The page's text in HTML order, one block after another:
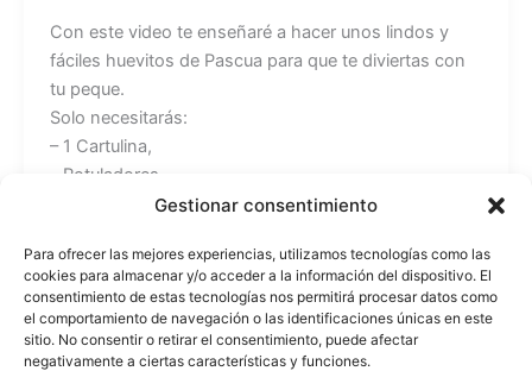
Gestionar consentimiento
Para ofrecer las mejores experiencias, utilizamos tecnologías como las
cookies para almacenar y/o acceder a la información del dispositivo. El
consentimiento de estas tecnologías nos permitirá procesar datos como
el comportamiento de navegación o las identificaciones únicas en este
sitio. No consentir o retirar el consentimiento, puede afectar
negativamente a ciertas características y funciones.
Con este video te enseñaré a hacer unos lindos y
fáciles huevitos de Pascua para que te diviertas con
tu peque.
Solo necesitarás:
– 1 Cartulina,
– Rotuladores,
– Pegamento,
Recuerda que todos los tutoriales los puedes ver en
mi web: https://www.beekrafty.com